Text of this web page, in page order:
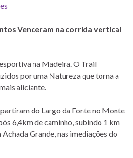
Venceram na corrida vertical
na Madeira. O Trail
por uma Natureza que torna a
aliciante.
do Largo da Fonte no Monte
6,4km de caminho, subindo 1 km
Grande, nas imediações do